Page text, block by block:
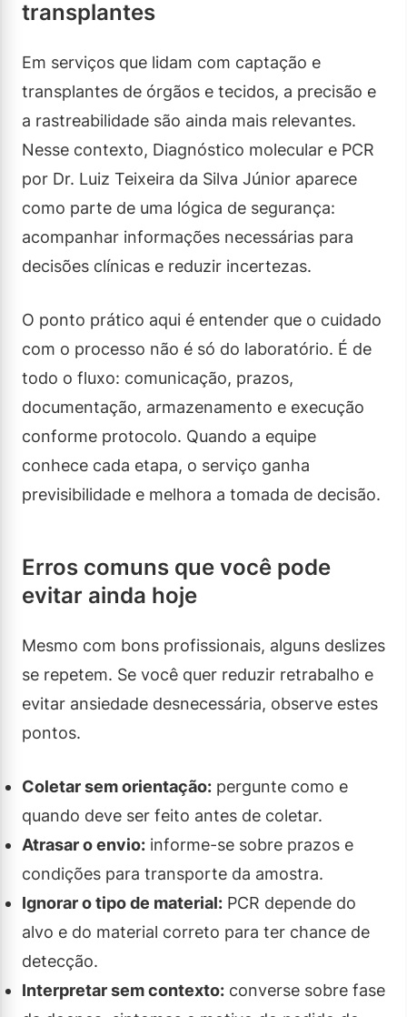
transplantes
Em serviços que lidam com captação e
transplantes de órgãos e tecidos, a precisão e
a rastreabilidade são ainda mais relevantes.
Nesse contexto, Diagnóstico molecular e PCR
por Dr. Luiz Teixeira da Silva Júnior aparece
como parte de uma lógica de segurança:
acompanhar informações necessárias para
decisões clínicas e reduzir incertezas.
O ponto prático aqui é entender que o cuidado
com o processo não é só do laboratório. É de
todo o fluxo: comunicação, prazos,
documentação, armazenamento e execução
conforme protocolo. Quando a equipe
conhece cada etapa, o serviço ganha
previsibilidade e melhora a tomada de decisão.
Erros comuns que você pode
evitar ainda hoje
Mesmo com bons profissionais, alguns deslizes
se repetem. Se você quer reduzir retrabalho e
evitar ansiedade desnecessária, observe estes
pontos.
Coletar sem orientação: pergunte como e
quando deve ser feito antes de coletar.
Atrasar o envio: informe-se sobre prazos e
condições para transporte da amostra.
Ignorar o tipo de material: PCR depende do
alvo e do material correto para ter chance de
detecção.
Interpretar sem contexto: converse sobre fase